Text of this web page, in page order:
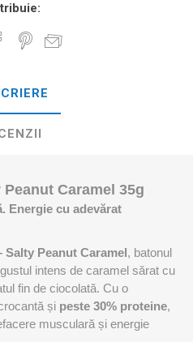
Caramel 35g
Energie cu adevărat
Salty Peanut Caramel, batonul
intens de caramel sărat cu
fin de ciocolată. Cu o
și peste 30% proteine,
musculară și energie